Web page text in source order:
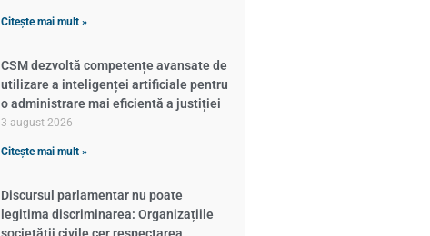
Citește mai mult »
CSM dezvoltă competențe avansate de
utilizare a inteligenței artificiale pentru
o administrare mai eficientă a justiției
3 august 2026
Citește mai mult »
Discursul parlamentar nu poate
legitima discriminarea: Organizațiile